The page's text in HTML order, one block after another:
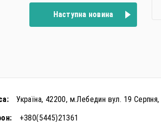
Наступна новина
Україна, 42200, м.Лебедин вул. 19 Серпня,
+380(5445)21361